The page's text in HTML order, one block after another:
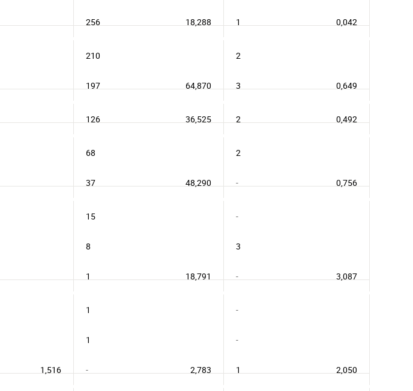
256 1
18,288 0,042
210 2
197 3
64,870 0,649
126 2
36,525 0,492
68 2
37 -
48,290 0,756
15 -
8 3
1 -
18,791 3,087
1 -
1 -
- 1
1,516 2,783 2,050